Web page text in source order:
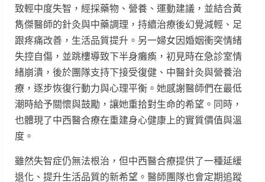
致輕中度失智，經採藥物、營養、運動建議，並結合黃
雋傑醫師的針灸與中藥調理，持續治療後幻覺減輕、足
跟疼痛改善，生活品質提升。另一婦女因婚姻衝突情緒
失控自傷，並跳樓導致下半身癱瘓，初見時在急診室情
緒崩潰，後於團隊支持下接受復健、中醫針灸與營養治
療，逐步恢復行動力與心理平衡。她感謝醫師們在最低
潮時給予關懷與鼓勵，讓她重拾對生命的希望。同時，
也體現了中西醫合療在重建身心健康上的實質價值與溫
度。
雖然失智症仍無法根治，但中西醫合療提供了一種延緩
退化、提升生活品質的新希望。醫師團隊也會定期追蹤